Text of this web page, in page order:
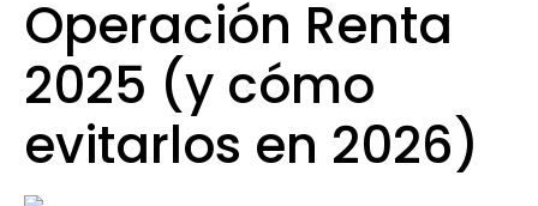
Operación Renta
2025 (y cómo
evitarlos en 2026)